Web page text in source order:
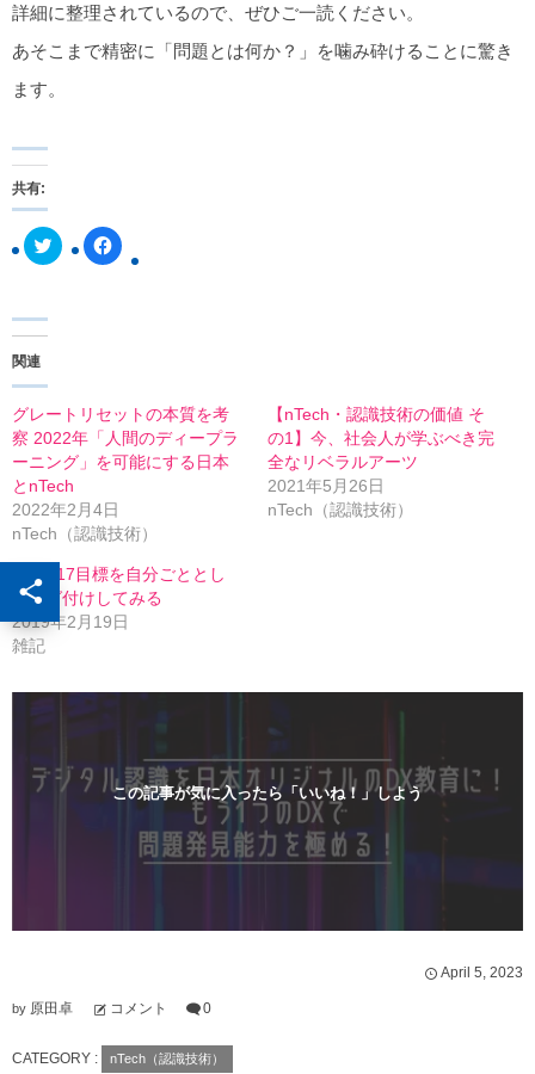
詳細に整理されているので、ぜひご一読ください。
あそこまで精密に「問題とは何か？」を噛み砕けることに驚き
ます。
共有:
ク
リ
e
r
で
共
有
(
新
し
い
ィ
ン
ド
ウ
で
す
F
a
す
る
に
は
ク
ッ
ク
し
く
だ
さ
い
(
ウ
で
開
き
関連
グレートリセットの本質を考
察 2022年「人間のディープラ
ーニング」を可能にする日本
とnTech
2022年2月4日
nTech（認識技術）
【nTech・認識技術の価値 そ
の1】今、社会人が学ぶべき完
全なリベラルアーツ
2021年5月26日
nTech（認識技術）
SDGs17目標を自分ごととし
てタグ付けしてみる
2019年2月19日
雑記
この記事が気に入ったら「いいね！」しよう
April 5, 2023
by 原田卓 コメント 0
CATEGORY : nTech（認識技術）